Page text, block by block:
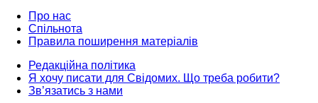
Про нас
Спільнота
Правила поширення матеріалів
Редакційна політика
Я хочу писати для Свідомих. Що треба робити?
Зв’язатись з нами